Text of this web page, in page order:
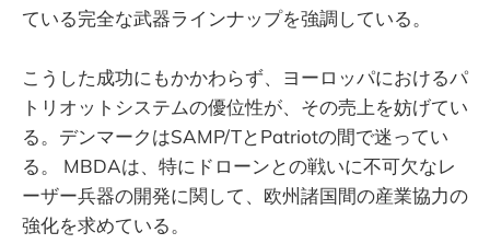
ている完全な武器ラインナップを強調している。
こうした成功にもかかわらず、ヨーロッパにおけるパ
トリオットシステムの優位性が、その売上を妨げてい
る。デンマークはSAMP/TとPatriotの間で迷ってい
る。 MBDAは、特にドローンとの戦いに不可欠なレ
ーザー兵器の開発に関して、欧州諸国間の産業協力の
強化を求めている。